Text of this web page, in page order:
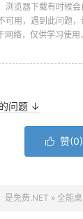
览器下载有时候
用，遇到此问题
络，仅供学习使用
问题 ↓
 赞(0)
是免费.NET » 全能